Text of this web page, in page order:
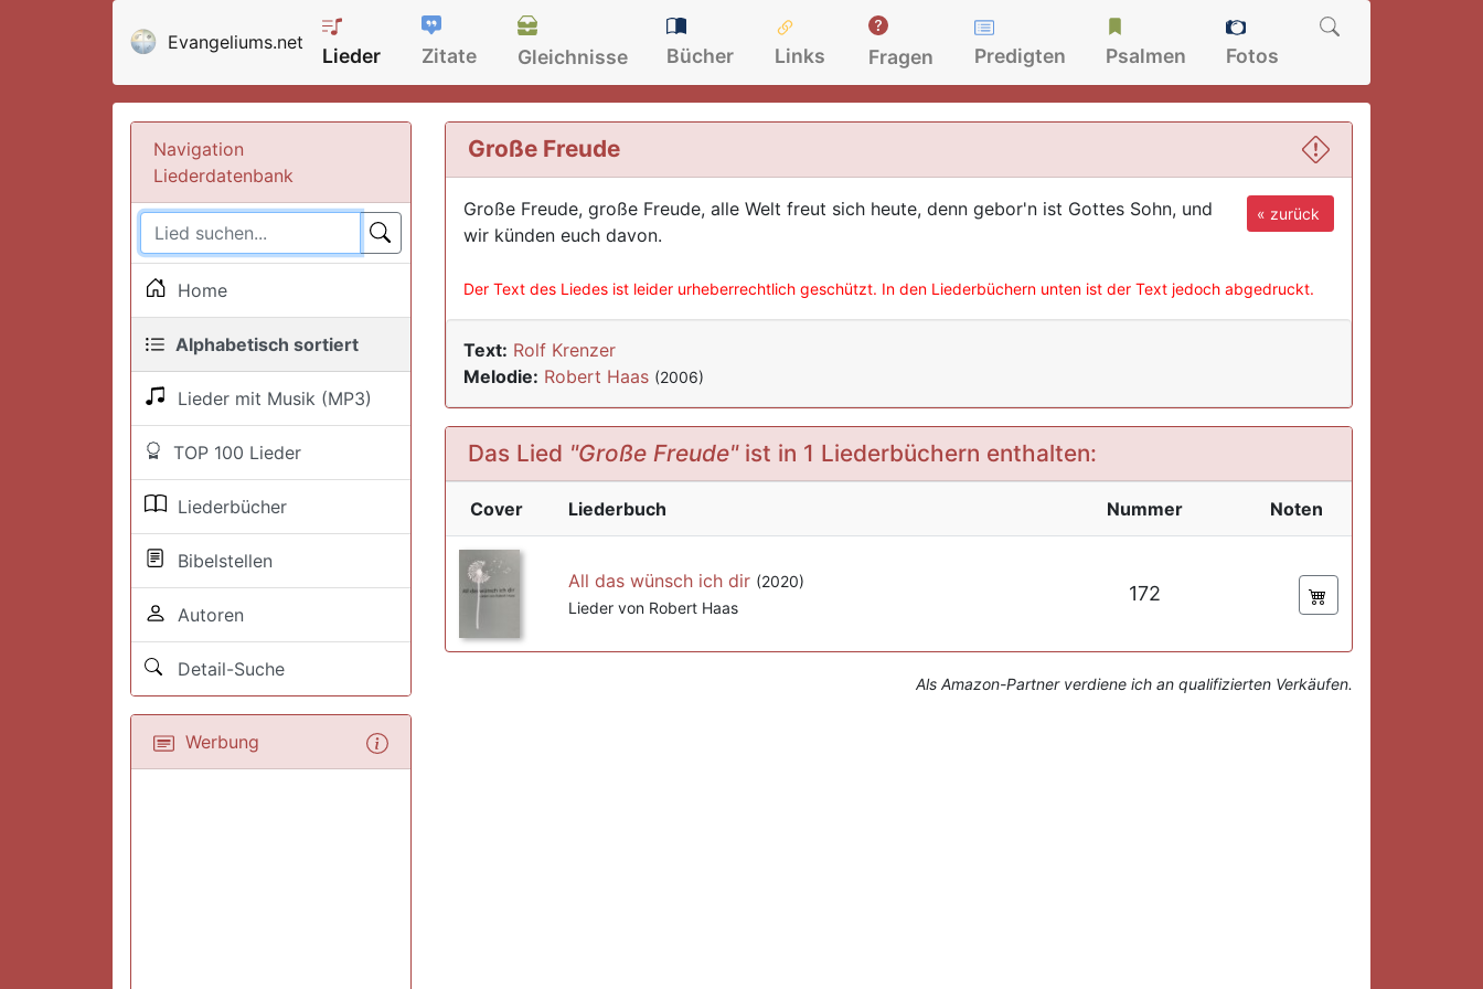
Evangeliums.net
Lieder Zitate Gleichnisse Bücher Links Fragen Predigten Psalmen Fotos
Navigation
Liederdatenbank
Home
Alphabetisch sortiert
Lieder mit Musik (MP3)
TOP 100 Lieder
Liederbücher
Bibelstellen
Autoren
Detail-Suche
Werbung
Große Freude
« zurück
Große Freude, große Freude, alle Welt freut sich heute, denn gebor'n ist Gottes Sohn, und
wir künden euch davon.
Der Text des Liedes ist leider urheberrechtlich geschützt. In den Liederbüchern unten ist der Text jedoch abgedruckt.
Text: Rolf Krenzer
Melodie: Robert Haas (2006)
Das Lied "Große Freude"ist in 1 Liederbüchern enthalten:
Cover Liederbuch Nummer Noten
All das wünsch ich dir (2020)
Lieder von Robert Haas
172
Als Amazon-Partner verdiene ich an qualifizierten Verkäufen.